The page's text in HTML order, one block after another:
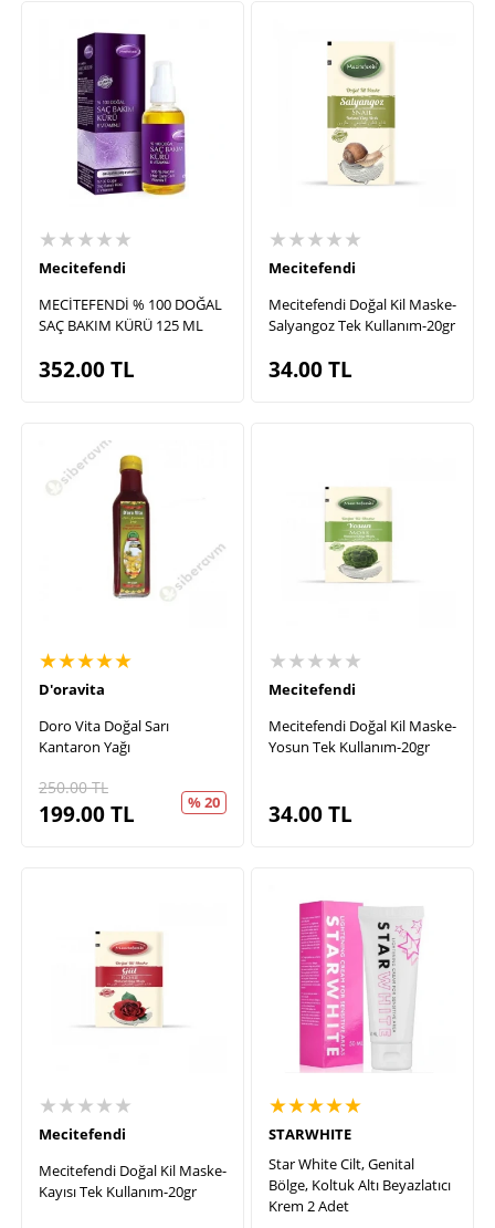
★★★★★
Mecitefendi
MECİTEFENDİ % 100 DOĞAL
SAÇ BAKIM KÜRÜ 125 ML
352.00TL
★★★★★
Mecitefendi
Mecitefendi Doğal Kil Maske-
Salyangoz Tek Kullanım-20gr
34.00TL
★★★★★
D'oravita
Doro Vita Doğal Sarı
Kantaron Yağı
250.00TL
199.00TL % 20
★★★★★
Mecitefendi
Mecitefendi Doğal Kil Maske-
Yosun Tek Kullanım-20gr
34.00TL
★★★★★
Mecitefendi
Mecitefendi Doğal Kil Maske-
Kayısı Tek Kullanım-20gr
★★★★★
STARWHITE
Star White Cilt, Genital
Bölge, Koltuk Altı Beyazlatıcı
Krem 2 Adet